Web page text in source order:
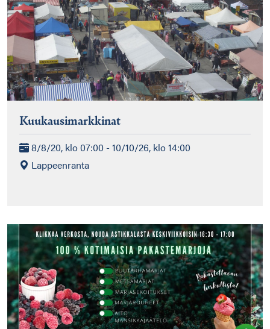
Kuukausimarkkinat
8/8/20, klo 07:00 - 10/10/26, klo 14:00
Lappeenranta